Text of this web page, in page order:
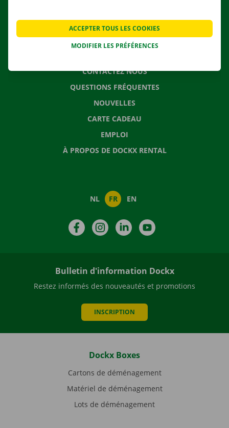
SOLUTIONS DE DÉMÉNAGEMENT
CONTACTEZ NOUS
QUESTIONS FRÉQUENTES
NOUVELLES
CARTE CADEAU
EMPLOI
À PROPOS DE DOCKX RENTAL
NL FR EN
FacebookInstagramLinkedIn
Bulletin d'information Dockx
Restez informés des nouveautés et promotions
INSCRIPTION
Dockx Boxes
Cartons de déménagement
Matériel de déménagement
Lots de déménagement
MODIFIER LES PRÉFÉRENCES
ACCEPTER TOUS LES COOKIES